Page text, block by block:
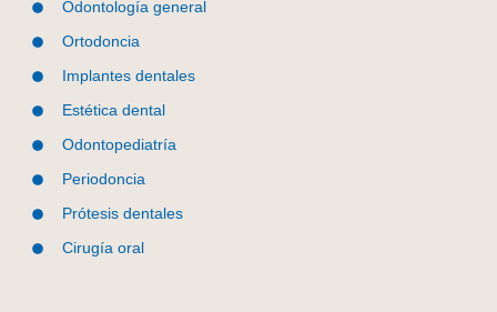
Odontología general
Ortodoncia
Implantes dentales
Estética dental
Odontopediatría
Periodoncia
Prótesis dentales
Cirugía oral